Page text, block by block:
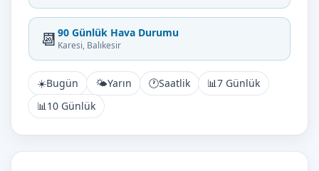
📆 90 Günlük Hava Durumu
Karesi, Balıkesir
☀️Bugün 🌤️Yarın 🕐Saatlik 📊7 Günlük
📊10 Günlük